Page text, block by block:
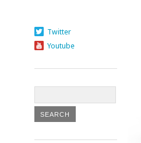
Twitter
Youtube